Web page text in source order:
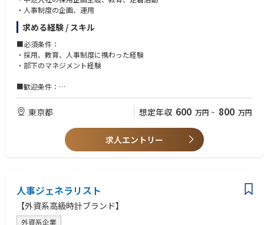
・人事制度の企画、運用
求める経験 / スキル
■必須条件：
・採用、教育、人事制度に携わった経験
・部下のマネジメント経験
■歓迎条件：
・事業会社や成長企業において人事責任者としての経験、製造業もしくは
小売業での人事経験
・エージェントに限らず、媒体やデジタルを駆使し様々なアプローチをゼ
ロベースで企画し、実行経験
東京都 想定年収 600 万円 ~ 800 万円
求人エントリー
人事ジェネラリスト
【外資系高級時計ブランド】
外資系企業